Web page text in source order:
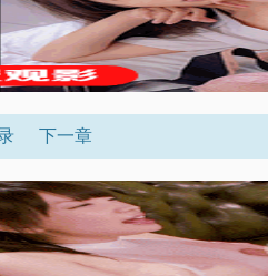
下一章